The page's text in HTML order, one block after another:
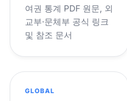
여권 통계 PDF 원문, 외
교부·문체부 공식 링크
및 참조 문서
GLOBAL